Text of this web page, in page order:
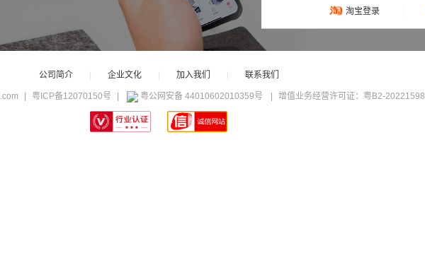
淘宝登录
公司简介 企业文化 加入我们 联系我们
粤ICP备12070150号 粤公网安备 44010602010359号 增值业务经营许可证：粤B2-20221598